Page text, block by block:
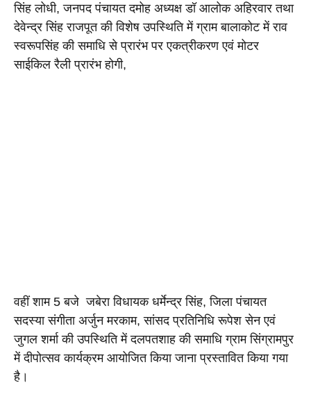
सिंह लोधी, जनपद पंचायत दमोह अध्यक्ष डॉ आलोक अहिरवार तथा
देवेन्द्र सिंह राजपूत की विशेष उपस्थिति में ग्राम बालाकोट में राव
स्वरूपसिंह की समाधि से प्रारंभ पर एकत्रीकरण एवं मोटर
साईकिल रैली प्रारंभ होगी,
वहीं शाम 5 बजे  जबेरा विधायक धर्मेन्द्र सिंह, जिला पंचायत
सदस्या संगीता अर्जुन मरकाम, सांसद प्रतिनिधि रूपेश सेन एवं
जुगल शर्मा की उपस्थिति में दलपतशाह की समाधि ग्राम सिंग्रामपुर
में दीपोत्सव कार्यक्रम आयोजित किया जाना प्रस्तावित किया गया
है।